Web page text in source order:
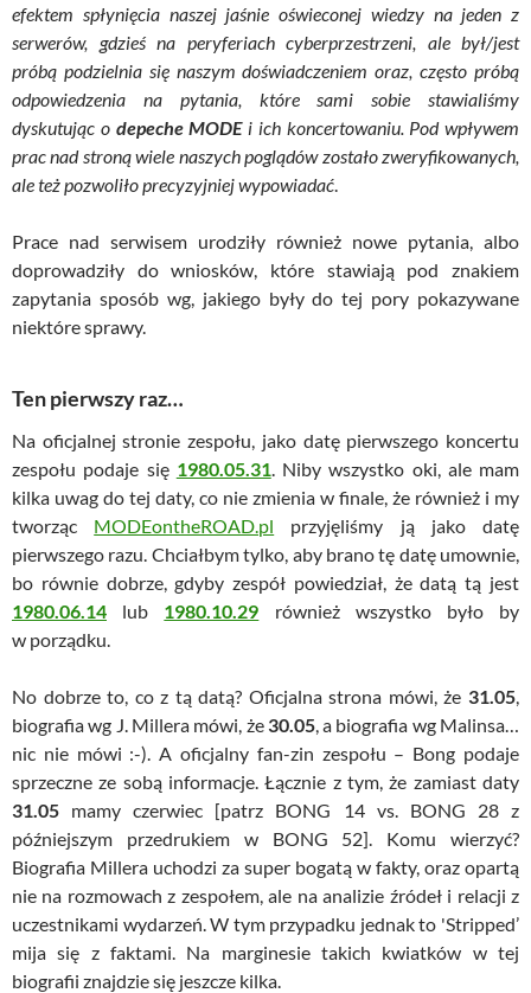
efektem spłynięcia naszej jaśnie oświeconej wiedzy na jeden z
serwerów, gdzieś na peryferiach cyberprzestrzeni, ale był/jest
próbą podzielnia się naszym doświadczeniem oraz, często próbą
odpowiedzenia na pytania, które sami sobie stawialiśmy
dyskutując o depeche MODEi ich koncertowaniu. Pod wpływem
prac nad stroną wiele naszych poglądów zostało zweryfikowanych,
ale też pozwoliło precyzyjniej wypowiadać.
Prace nad serwisem urodziły również nowe pytania, albo
doprowadziły do wniosków, które stawiają pod znakiem
zapytania sposób wg, jakiego były do tej pory pokazywane
niektóre sprawy.
Ten pierwszy raz…
Na oficjalnej stronie zespołu, jako datę pierwszego koncertu
zespołu podaje się 1980.05.31. Niby wszystko oki, ale mam
kilka uwag do tej daty, co nie zmienia w finale, że również i my
tworząc MODEontheROAD.pl przyjęliśmy ją jako datę
pierwszego razu. Chciałbym tylko, aby brano tę datę umownie,
bo równie dobrze, gdyby zespół powiedział, że datą tą jest
1980.06.14 lub 1980.10.29 również wszystko było by
w porządku.
No dobrze to, co z tą datą? Oficjalna strona mówi, że 31.05,
biografia wg J. Millera mówi, że 30.05, a biografia wg Malinsa…
nic nie mówi :-). A oficjalny fan-zin zespołu – Bong podaje
sprzeczne ze sobą informacje. Łącznie z tym, że zamiast daty
31.05 mamy czerwiec [patrz BONG 14 vs. BONG 28 z
późniejszym przedrukiem w BONG 52]. Komu wierzyć?
Biografia Millera uchodzi za super bogatą w fakty, oraz opartą
nie na rozmowach z zespołem, ale na analizie źródeł i relacji z
uczestnikami wydarzeń. W tym przypadku jednak to 'Stripped’
mija się z faktami. Na marginesie takich kwiatków w tej
biografii znajdzie się jeszcze kilka.